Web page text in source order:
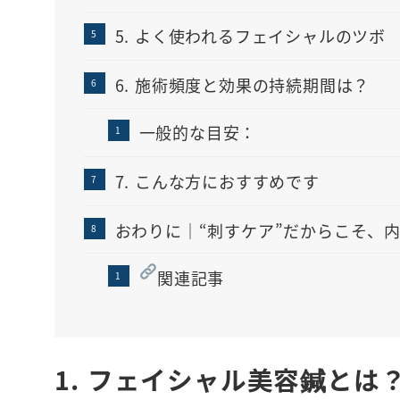
5. よく使われるフェイシャルのツボ
6. 施術頻度と効果の持続期間は？
一般的な目安：
7. こんな方におすすめです
おわりに｜“刺すケア”だからこそ、
関連記事
1. フェイシャル美容鍼とは？